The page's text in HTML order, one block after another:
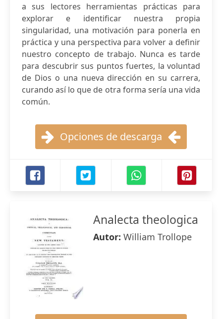
a sus lectores herramientas prácticas para
explorar e identificar nuestra propia
singularidad, una motivación para ponerla en
práctica y una perspectiva para volver a definir
nuestro concepto de trabajo. Nunca es tarde
para descubrir sus puntos fuertes, la voluntad
de Dios o una nueva dirección en su carrera,
curando así lo que de otra forma sería una vida
común.
Opciones de descarga
Analecta theologica
Autor: William Trollope